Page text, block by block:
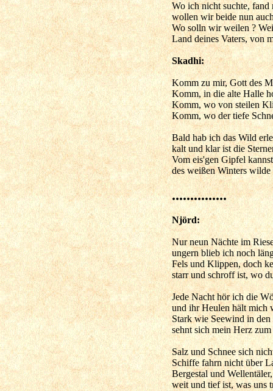
Wo ich nicht suchte, fand
wollen wir beide nun
Wo solln wir weilen ?
Land deines Vaters, von
Skadhi:
Komm zu mir, Gott des
Komm, in die alte Halle
Komm, wo von steilen
Komm, wo der tiefe
Bald hab ich das Wild
kalt und klar ist die
Vom eis'gen Gipfel
des weißen Winters wilde
...............
Njörd:
Nur neun Nächte im
ungern blieb ich noch
Fels und Klippen, doch
starr und schroff ist, wo
Jede Nacht hör ich die
und ihr Heulen hält mich
Stark wie Seewind in den
sehnt sich mein Herz
Salz und Schnee sich
Schiffe fahrn nicht über
Bergestal und Wellentäler,
weit und tief ist, was uns